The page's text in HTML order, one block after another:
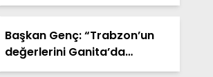
Başkan Genç: “Trabzon’un
değerlerini Ganita’da
yaşatıyoruz”